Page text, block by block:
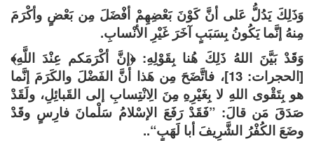
وَذَلِكَ يَدُلُّ عَلى أنَّ كَوْنَ بَعْضِهِمْ أفْضَلَ مِن بَعْضٍ وأكْرَمَ
مِنهُ إنَّما يَكُونُ بِسَبَبٍ آخَرَ غَيْرِ الأنْسابِ.
وَقَدْ بَيَّنَ اللهُ ذَلِكَ هُنا بِقَوْلِهِ: ﴿إنَّ أكْرَمَكم عِنْدَ اللَّهِ﴾
[الحجرات: 13]، فاتَّضَحَ مِن هَذا أنَّ الفَضْلَ والكَرَمَ إنَّما
هو بِتَقْوى اللهِ لا بِغَيْرِهِ مِنَ الِانْتِسابِ إلى القَبائِلِ، ولَقَدْ
صَدَقَ مَن قالَ: ”فَقَدْ رَفَعَ الإسْلامُ سَلْمانَ فارِسٍ وقَدْ
وضَعَ الكُفْرُ الشَّرِيفَ أبا لَهَبٍ“..